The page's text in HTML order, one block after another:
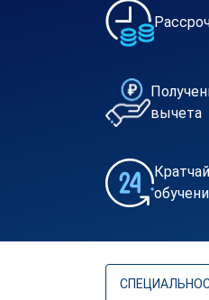
вычета